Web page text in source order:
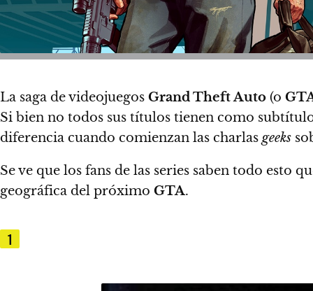
La saga de videojuegos Grand Theft Auto (o
Si bien no todos sus títulos tienen como
diferencia cuando comienzan las charlas geeks
Se ve que los fans de las series saben todo esto
geográfica del próximo GTA.
1